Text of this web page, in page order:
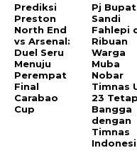
Prediksi
Preston
North End
vs Arsenal:
Duel Seru
Menuju
Perempat
Final
Carabao
Cup
Pj
Sandi
Fahlepi
Ribuan
Warga
Muba
Nobar
Timnas
23 Tetap
Bangga
dengan
Timnas